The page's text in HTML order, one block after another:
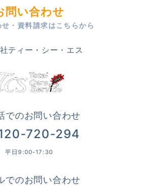
問い合わせ
・資料請求はこちらから
ティー・シー・エス
でのお問い合わせ
720-294
平日9:00-17:30
でのお問い合わせ